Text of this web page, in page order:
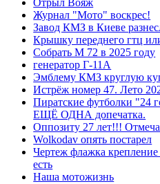
Отрыл Вояж
Журнал "Мото" воскрес!
Завод КМЗ в Киеве
Крышку переднего гтц
Собрать М 72 в 2025 году
генератор Г-11А
Эмблему КМЗ круглую
Истрёж номер 47. Лето
Пиратские футболки "24
ЕЩЁ ОДНА допечатка.
Оппозиту 27 лет!!!
Wolkodav опять постарел
Чертеж флажка
есть
Наша мотожизнь